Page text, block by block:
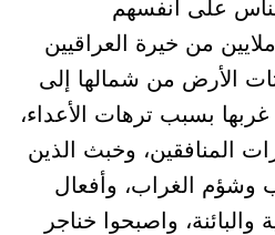
على أنفسهم
من خيرة العراقيين
الأرض من شمالها إلى
بسبب ترهات الأعداء،
المنافقين، وخبث الذين
وشؤم الغراب، وأفعال
والبائنة، واصبحوا خناجر